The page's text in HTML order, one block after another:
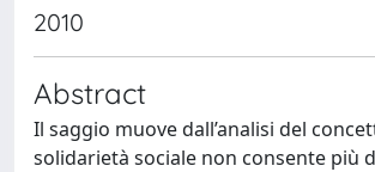
2010
Abstract
Il saggio muove dall’analisi del
solidarietà sociale non consente più